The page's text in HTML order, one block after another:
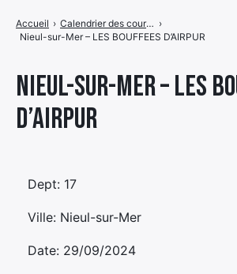
Nieul-sur-Mer – LES
D’AIRPUR
Accueil › Calendrier des courses ›
Nieul-sur-Mer – LES BOUFFEES D’AIRPUR
Dept: 17
Ville: Nieul-sur-Mer
Date: 29/09/2024
de
menu
Élément
de
de